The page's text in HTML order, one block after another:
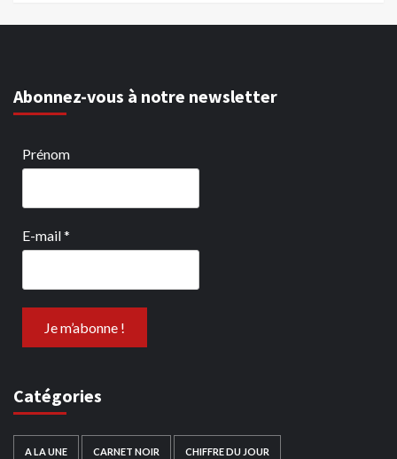
Abonnez-vous à notre newsletter
Prénom
E-mail*
Catégories
A LA UNE CARNET NOIR CHIFFRE DU JOUR